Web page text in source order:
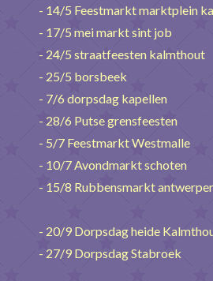
- 14/5 Feestmarkt marktplein
- 17/5 mei markt sint job
- 24/5 straatfeesten kalmthout
- 25/5 borsbeek
- 7/6 dorpsdag kapellen
- 28/6 Putse grensfeesten
- 5/7 Feestmarkt Westmalle
- 10/7 Avondmarkt schoten
- 15/8 Rubbensmarkt
- 20/9 Dorpsdag heide
- 27/9 Dorpsdag Stabroek